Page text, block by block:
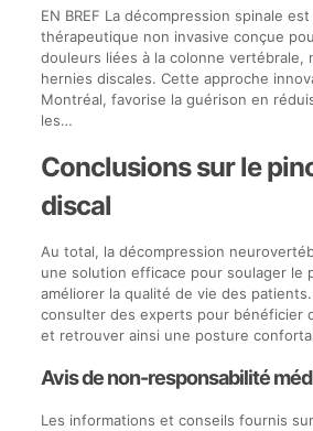
EN BREF La décompression spinale
thérapeutique non invasive conçue
douleurs liées à la colonne vertébrale,
hernies discales. Cette approche
Montréal, favorise la guérison en
les…
Conclusions sur le
discal
Au total, la décompression
une solution efficace pour soulager le
améliorer la qualité de vie des
consulter des experts pour bénéficier
et retrouver ainsi une posture
Avis de non-responsabilité
Les informations et conseils fournis